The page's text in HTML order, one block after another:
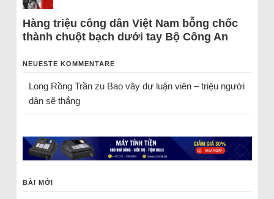
Hàng triệu công dân Việt Nam bỗng chốc
thành chuột bạch dưới tay Bộ Công An
NEUESTE KOMMENTARE
Long Rồng Trầnzu Bao vây dư luận viên – triệu người
dân sẽ thắng
BÀI MỚI